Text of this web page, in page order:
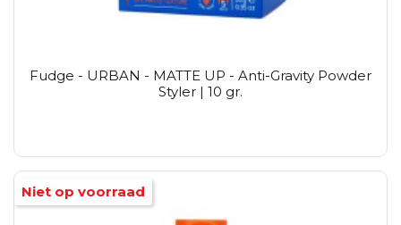
Fudge - URBAN - MATTE UP - Anti-Gravity Powder
Styler | 10 gr.
Niet op voorraad